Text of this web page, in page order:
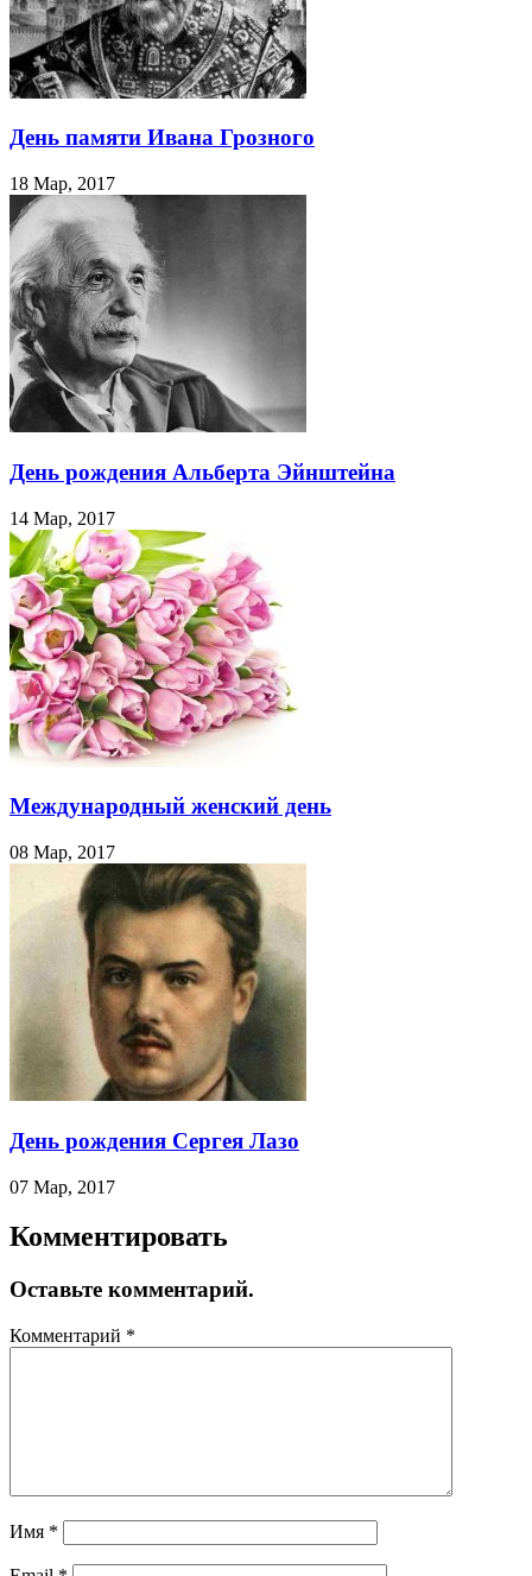
День памяти Ивана Грозного
18 Мар, 2017
День рождения Альберта Эйнштейна
14 Мар, 2017
Международный женский день
08 Мар, 2017
День рождения Сергея Лазо
07 Мар, 2017
Комментировать
Оставьте комментарий.
Комментарий *
Имя *